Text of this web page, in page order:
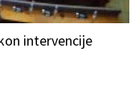
intervencije